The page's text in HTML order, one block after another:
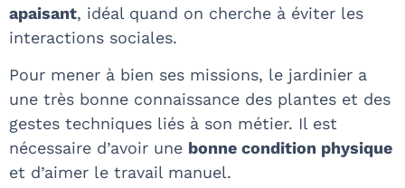
apaisant, idéal quand on cherche à éviter les
interactions sociales.
Pour mener à bien ses missions, le jardinier a
une très bonne connaissance des plantes et des
gestes techniques liés à son métier. Il est
nécessaire d’avoir une bonne condition physique
et d’aimer le travail manuel.